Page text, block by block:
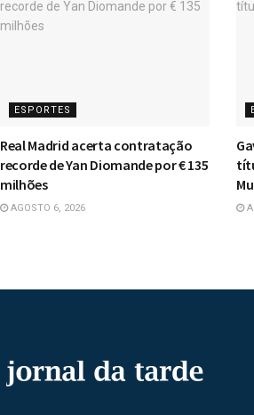
ESPORTES
Real Madrid acerta contratação
recorde de Yan Diomande por € 135
milhões
AGOSTO 6, 2026